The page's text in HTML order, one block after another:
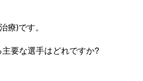
療)です。
要な選手はどれですか?